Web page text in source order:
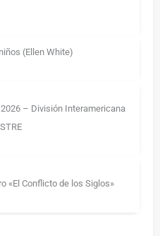
(Ellen White)
– División Interamericana
«El Conflicto de los Siglos»